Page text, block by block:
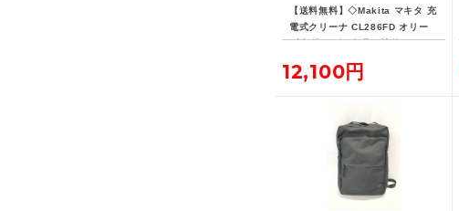
【送料無料】◇Makita マキタ 充
電式クリーナ CL286FD オリー
ブ 標準ノズル欠品・社外バッテ
12,100円